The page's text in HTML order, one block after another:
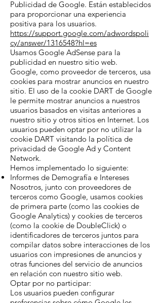
Publicidad de Google. Están establecidos
para proporcionar una experiencia
positiva para los usuarios.
https://support.google.com/adwordspoli
cy/answer/1316548?hl=es
Usamos Google AdSense para la
publicidad en nuestro sitio web.
Google, como proveedor de terceros, usa
cookies para mostrar anuncios en nuestro
sitio. El uso de la cookie DART de Google
le permite mostrar anuncios a nuestros
usuarios basados en visitas anteriores a
nuestro sitio y otros sitios en Internet. Los
usuarios pueden optar por no utilizar la
cookie DART visitando la política de
privacidad de Google Ad y Content
Network.
Hemos implementado lo siguiente:
Informes de Demografía e Intereses
Nosotros, junto con proveedores de
terceros como Google, usamos cookies
de primera parte (como las cookies de
Google Analytics) y cookies de terceros
(como la cookie de DoubleClick) o
identificadores de terceros juntos para
compilar datos sobre interacciones de los
usuarios con impresiones de anuncios y
otras funciones del servicio de anuncios
en relación con nuestro sitio web.
Optar por no participar:
Los usuarios pueden configurar